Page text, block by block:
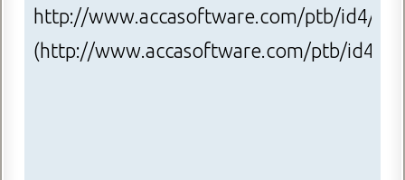
http://www.accasoftware.com/ptb/id4/
(http://www.accasoftware.com/ptb/id4/